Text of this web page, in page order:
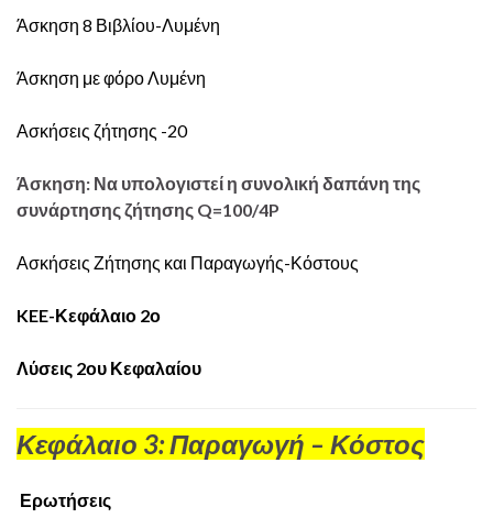
Άσκηση 8 Βιβλίου-Λυμένη
Άσκηση με φόρο Λυμένη
Ασκήσεις ζήτησης -20
Άσκηση: Να υπολογιστεί η συνολική δαπάνη της
συνάρτησης ζήτησης Q=100/4P
Ασκήσεις Ζήτησης και Παραγωγής-Κόστους
KEE-Κεφάλαιο 2ο
Λύσεις 2ου Κεφαλαίου
Κεφάλαιο 3: Παραγωγή – Κόστος
Ερωτήσεις